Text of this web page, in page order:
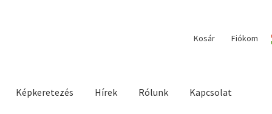
Kosár Fiókom
Képkeretezés Hírek Rólunk Kapcsolat